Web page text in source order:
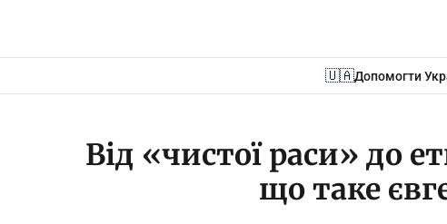
🇺🇦Допомогти
Від «чистої раси» до
що таке